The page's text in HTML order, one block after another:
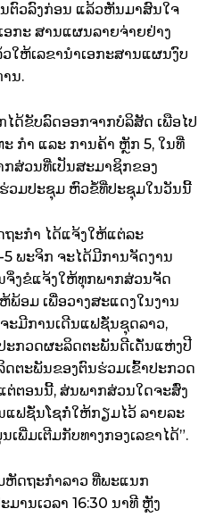
ນຕົວລົງກ່ອນ ແລ້ວຫັນມາສົນໃຈ
ອກະ ສານແຜນລາຍຈ່າຍຢ່າງ
ໃຫ້ເລຂານຳເອກະສານແຜນງົບ
ນ.
ໄດ້ຂັບລົດອອກຈາກບໍລິສັດ ເພືອໄປ
ກຳ ແລະ ການຄ້າ ຫຼັກ 5, ໃນທີ່
ສ່ວນທີ່ເປັນສະມາຊິກຂອງ
ວມປະຊຸມ ຫົວຂໍ້ທີ່ປະຊຸມໃນວັນນີ້
ະກຳ ໄດ້ແຈ້ງໃຫ້ແຕ່ລະ
ພະຈິກ ຈະໄດ້ມີການຈັດງານ
ງຂໍແຈ້ງໃຫ້ທຸກພາກສ່ວນຈັດ
ອມ ເພື່ອວາງສະແດງໃນງານ
ະມີການເດີນແຟຊັ່ນຊຸດລາວ,
ະກວດຜະລິດຕະພັນດີເດັ່ນແຫ່ງປີ
ຕະພັນຂອງຕົນຮ່ວມເຂົ້າປະກວດ
ຕອນນີ້, ສ່ນພາກສ່ວນໃດຈະສົ່ງ
ແຟຊັ່ນໂຊກໍ່ໃຫ້ກຽມໄວ້ ລາຍລະ
ພີ່ມເຕີມກັບທາງກອງເລຂາໄດ້”.
ຫັດຖະກຳລາວ ທີ່ພະແນກ
ານເວລາ 16:30 ນາທີ ຫຼັງ